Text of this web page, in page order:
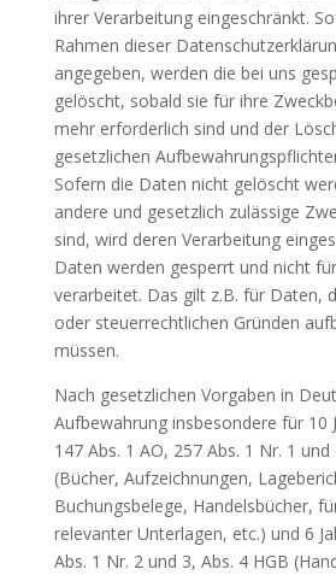
ihrer Verarbeitung eingeschränkt.
Rahmen dieser
angegeben, werden die bei uns
gelöscht, sobald sie für ihre
mehr erforderlich sind und der
gesetzlichen
Sofern die Daten nicht gelöscht
andere und gesetzlich zulässige
sind, wird deren Verarbeitung
Daten werden gesperrt und nicht
verarbeitet. Das gilt z.B. für Daten,
oder steuerrechtlichen Gründen
müssen.
Nach gesetzlichen Vorgaben in
Aufbewahrung insbesondere für 10
147 Abs. 1 AO, 257 Abs. 1 Nr. 1 und
(Bücher, Aufzeichnungen,
Buchungsbelege, Handelsbücher,
relevanter Unterlagen, etc.) und 6
Abs. 1 Nr. 2 und 3, Abs. 4 HGB